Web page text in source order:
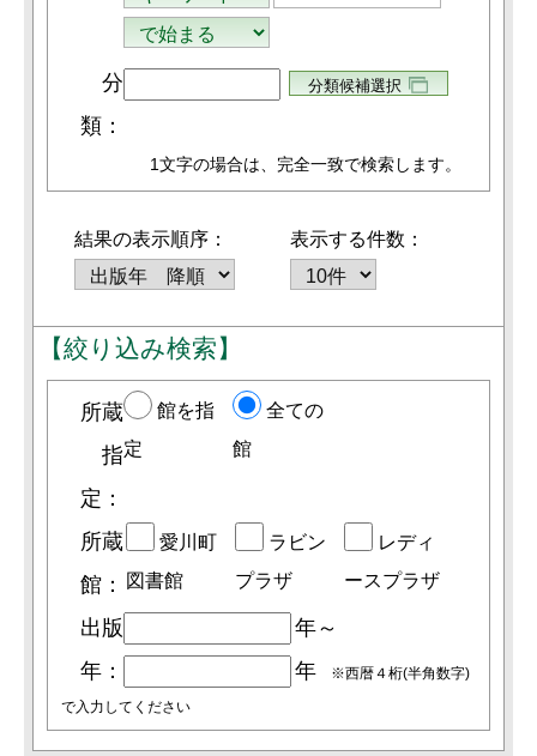
分
類：
1文字の場合は、完全一致で検索します。
結果の表示順序： 表示する件数：
【絞り込み検索】
所蔵
指
定：
館を指
定
全ての
館
所蔵
館：
愛川町
図書館
ラビン
プラザ
レディ
ースプラザ
出版
年：
年～
年
※西暦４桁(半角数字)
で入力してください